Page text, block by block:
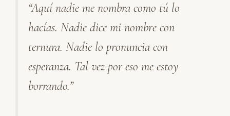
k
e
d
I
e
b
o
o
s
A
p
i
p
r
t
r
“Aquí nadie me nombra como tú lo
hacías. Nadie dice mi nombre con
ternura. Nadie lo pronuncia con
esperanza. Tal vez por eso me estoy
borrando.”